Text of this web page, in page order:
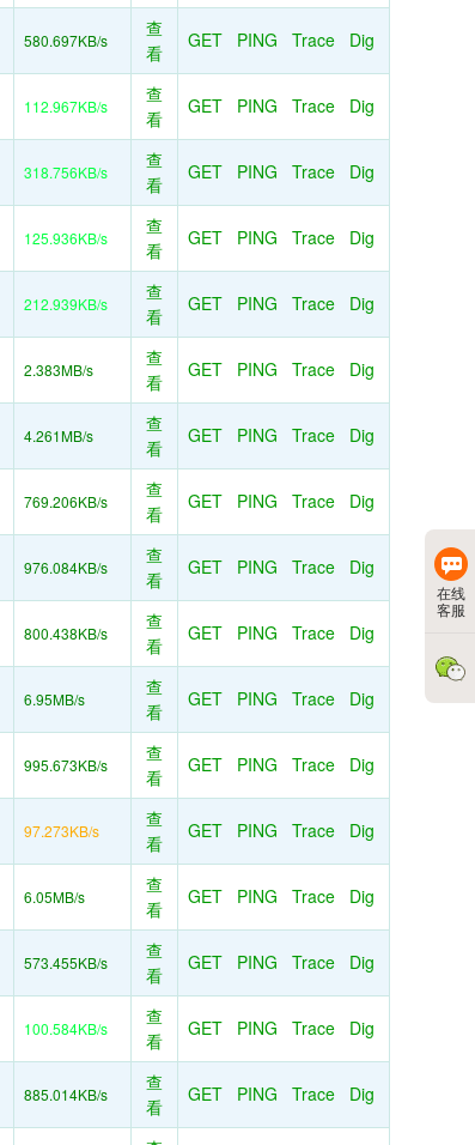
580.697KB/s
查
看
GET PING Trace Dig
112.967KB/s
查
看
GET PING Trace Dig
318.756KB/s
查
看
GET PING Trace Dig
125.936KB/s
查
看
GET PING Trace Dig
212.939KB/s
查
看
GET PING Trace Dig
2.383MB/s
查
看
GET PING Trace Dig
4.261MB/s
查
看
GET PING Trace Dig
769.206KB/s
查
看
GET PING Trace Dig
976.084KB/s
查
看
GET PING Trace Dig
800.438KB/s
查
看
GET PING Trace Dig
6.95MB/s
查
看
GET PING Trace Dig
995.673KB/s
查
看
GET PING Trace Dig
97.273KB/s
查
看
GET PING Trace Dig
6.05MB/s
查
看
GET PING Trace Dig
573.455KB/s
查
看
GET PING Trace Dig
100.584KB/s
查
看
GET PING Trace Dig
885.014KB/s
查
看
GET PING Trace Dig
在线
客服